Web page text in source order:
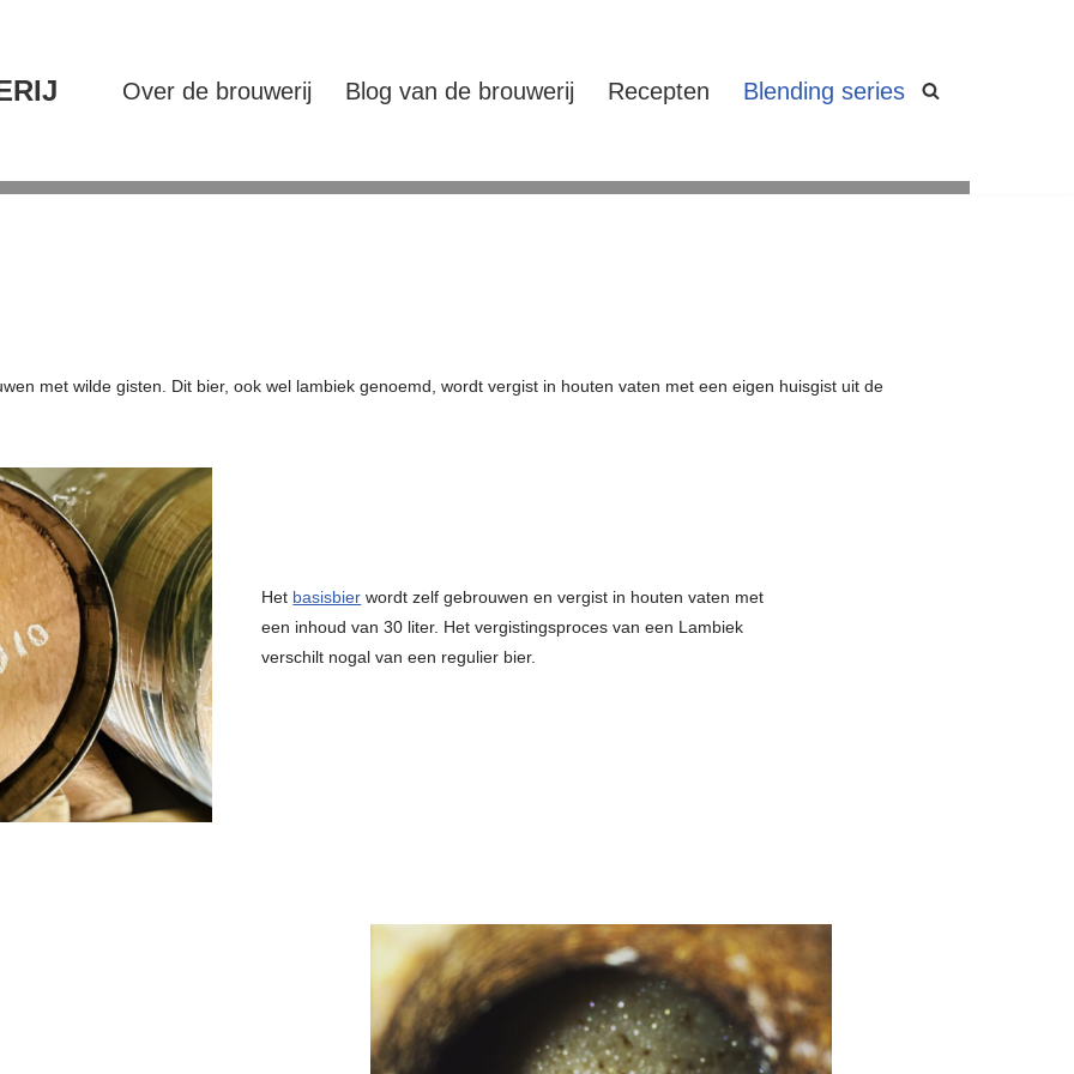
Over de brouwerij Blog van de brouwerij Recepten Blending series
met wilde gisten. Dit bier, ook wel lambiek genoemd, wordt vergist in houten vaten met een eigen huisgist uit de
Het basisbier wordt zelf gebrouwen en vergist in houten vaten met
een inhoud van 30 liter. Het vergistingsproces van een Lambiek
verschilt nogal van een regulier bier.